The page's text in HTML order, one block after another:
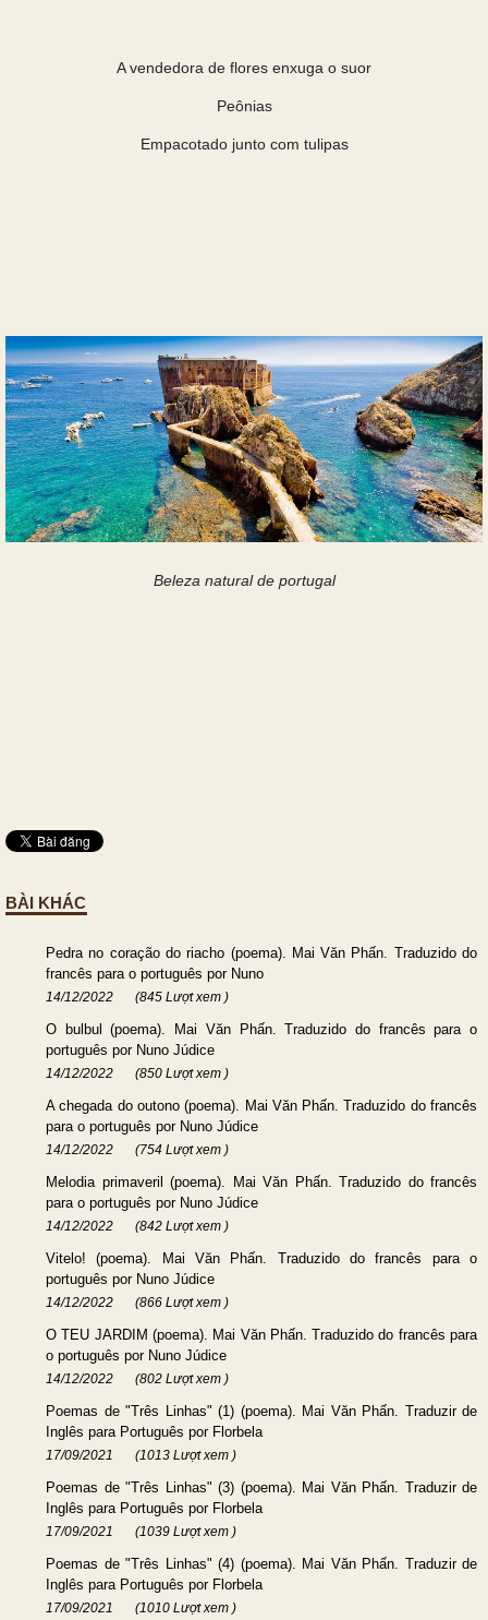
A vendedora de flores enxuga o suor
Peônias
Empacotado junto com tulipas
Beleza natural de portugal
BÀI KHÁC
Pedra no coração do riacho (poema). Mai Văn Phấn. Traduzido do
francês para o português por Nuno
14/12/2022 (845 Lượt xem )
O bulbul (poema). Mai Văn Phấn. Traduzido do francês para o
português por Nuno Júdice
14/12/2022 (850 Lượt xem )
A chegada do outono (poema). Mai Văn Phấn. Traduzido do francês
para o português por Nuno Júdice
14/12/2022 (754 Lượt xem )
Melodia primaveril (poema). Mai Văn Phấn. Traduzido do francês
para o português por Nuno Júdice
14/12/2022 (842 Lượt xem )
Vitelo! (poema). Mai Văn Phấn. Traduzido do francês para o
português por Nuno Júdice
14/12/2022 (866 Lượt xem )
O TEU JARDIM (poema). Mai Văn Phấn. Traduzido do francês para
o português por Nuno Júdice
14/12/2022 (802 Lượt xem )
Poemas de "Três Linhas" (1) (poema). Mai Văn Phấn. Traduzir de
Inglês para Português por Florbela
17/09/2021 (1013 Lượt xem )
Poemas de "Três Linhas" (3) (poema). Mai Văn Phấn. Traduzir de
Inglês para Português por Florbela
17/09/2021 (1039 Lượt xem )
Poemas de "Três Linhas" (4) (poema). Mai Văn Phấn. Traduzir de
Inglês para Português por Florbela
17/09/2021 (1010 Lượt xem )